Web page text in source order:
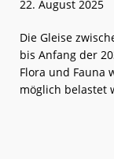
22. August 2025
Die Gleise
bis Anfang der
Flora und Fauna
möglich belastet